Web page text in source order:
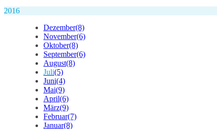
2016
Dezember(8)
November(6)
Oktober(8)
September(6)
August(8)
Juli(5)
Juni(4)
Mai(9)
April(6)
März(9)
Februar(7)
Januar(8)